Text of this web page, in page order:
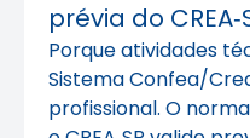
prévia do
Porque atividades
Sistema Confea/
profissional. O